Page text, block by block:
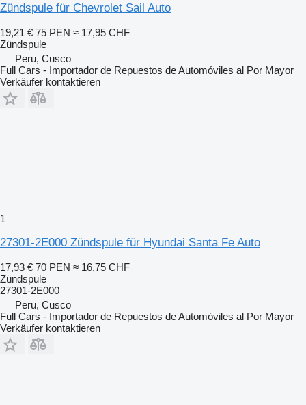
Zündspule für Chevrolet Sail Auto
19,21 € 75 PEN ≈ 17,95 CHF
Zündspule
Peru, Cusco
Full Cars - Importador de Repuestos de Automóviles al Por Mayor
Verkäufer kontaktieren
1
27301-2E000 Zündspule für Hyundai Santa Fe Auto
17,93 € 70 PEN ≈ 16,75 CHF
Zündspule
27301-2E000
Peru, Cusco
Full Cars - Importador de Repuestos de Automóviles al Por Mayor
Verkäufer kontaktieren